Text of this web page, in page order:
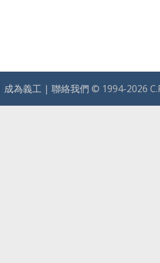
成為義工 | 聯絡我們 © 1994-2026